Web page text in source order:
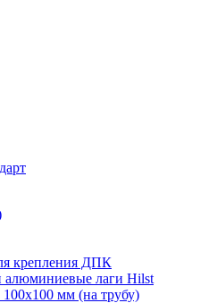
крепления ДПК
алюминиевые лаги Hilst
мм (на трубу)